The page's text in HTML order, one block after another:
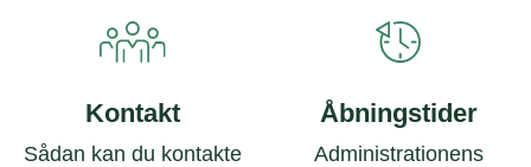
Kontakt
Sådan kan du kontakte
Åbningstider
Administrationens